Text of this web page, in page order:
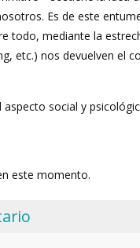
Es de este
todo, mediante la
etc.) nos devuelven el
social y
este momento.